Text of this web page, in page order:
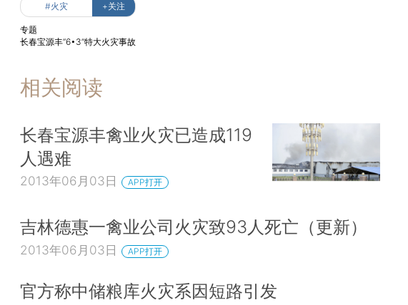
#火灾 +关注
专题
长春宝源丰“6•3”特大火灾事故
相关阅读
长春宝源丰禽业火灾已造成119
人遇难
2013年06月03日 APP打开
吉林德惠一禽业公司火灾致93人死亡（更新）
2013年06月03日 APP打开
官方称中储粮库火灾系因短路引发